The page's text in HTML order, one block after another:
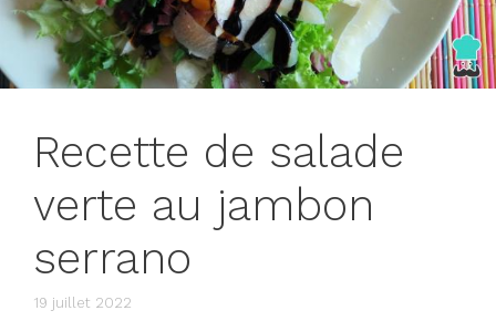
Recette de salade
verte au jambon
serrano
19 juillet 2022